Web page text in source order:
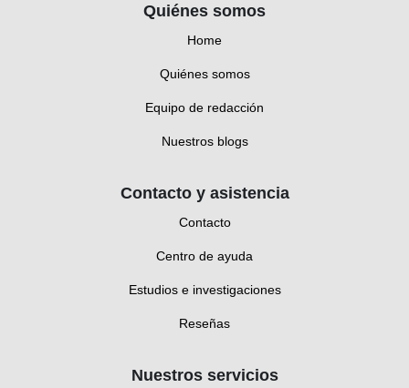
Quiénes somos
Home
Quiénes somos
Equipo de redacción
Nuestros blogs
Contacto y asistencia
Contacto
Centro de ayuda
Estudios e investigaciones
Reseñas
Nuestros servicios